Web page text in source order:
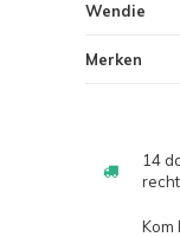
Wendie
Merken
14
recht
Kom